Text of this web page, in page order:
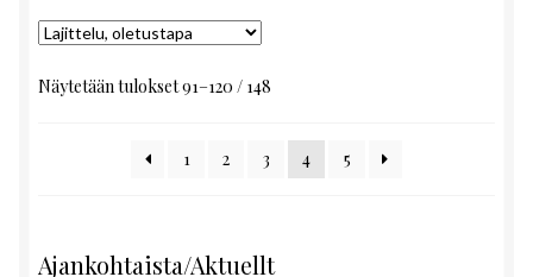
Näytetään tulokset 91–120 / 148
1 2 3 4 5
Ajankohtaista/Aktuellt